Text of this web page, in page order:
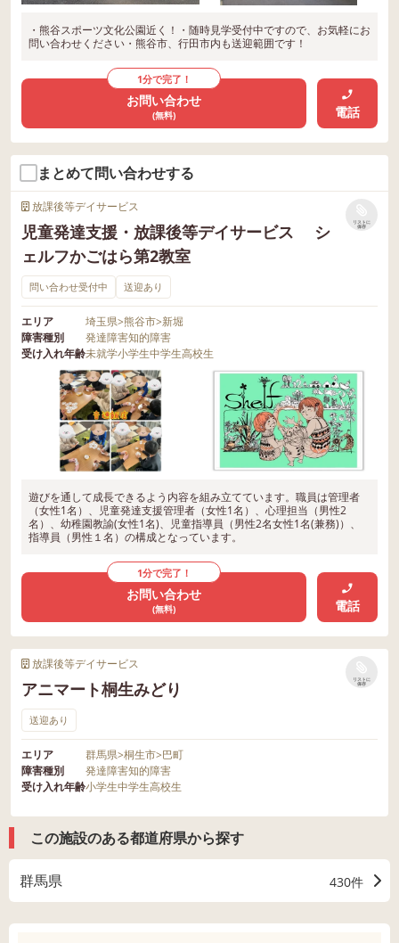
・熊谷スポーツ文化公園近く！・随時見学受付中ですので、お気軽にお
問い合わせください・熊谷市、行田市内も送迎範囲です！
1分で完了！
お問い合わせ
(無料) 電話
まとめて問い合わせする
放課後等デイサービス
児童発達支援・放課後等デイサービス シ
ェルフかごはら第2教室
リストに
保存
問い合わせ受付中 送迎あり
エリア 埼玉県>熊谷市>新堀
障害種別
発達障害知的障害
受け入れ年齢未就学小学生中学生高校生
遊びを通して成長できるよう内容を組み立てています。職員は管理者
（女性1名）、児童発達支援管理者（女性1名）、心理担当（男性2
名）、幼稚園教諭(女性1名)、児童指導員（男性2名女性1名(兼務)）、
指導員（男性１名）の構成となっています。
1分で完了！
お問い合わせ
(無料) 電話
放課後等デイサービス
アニマート桐生みどり
リストに
保存
送迎あり
エリア 群馬県>桐生市>巴町
障害種別
発達障害知的障害
受け入れ年齢小学生中学生高校生
この施設のある都道府県から探す
群馬県 430件